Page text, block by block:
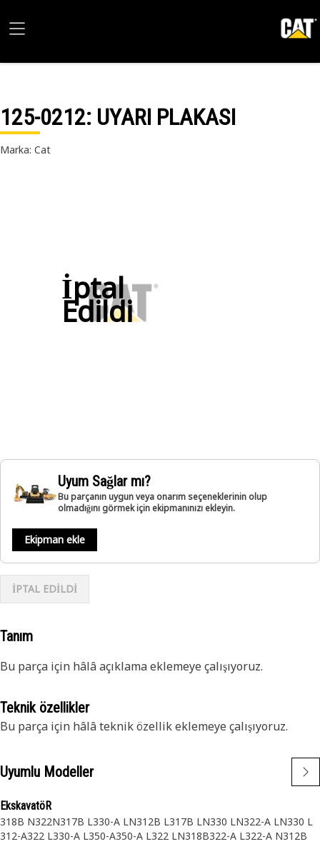
125-0212: UYARI PLAKASI
Marka: Cat
İptal
Edildi
Uyum Sağlar mı?
Bu parçanın uygun veya onarım seçeneklerinin olup
olmadığını görmek için ekipmanınızı ekleyin.
Ekipman ekle
İPTAL EDİLDİ
Tanım
Bu parça için hâlâ açıklama eklemeye çalışıyoruz.
Teknik özellikler
Bu parça için hâlâ teknik özellik eklemeye çalışıyoruz.
Uyumlu Modeller
EkskavatöR
318B N322N317B L330-A LN312B L317B LN330 LN322-A LN330 L
312-A322 L330-A L350-A350-A L322 LN318B322-A L322-A N312B